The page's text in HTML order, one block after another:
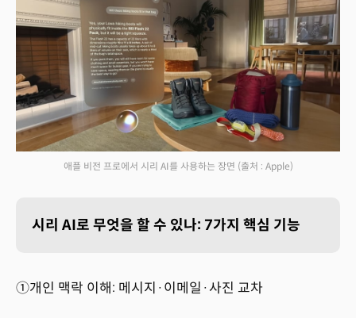
애플 비전 프로에서 시리 AI를 사용하는 장면 (출처 : Apple)
시리 AI로 무엇을 할 수 있나: 7가지 핵심 기능
①개인 맥락 이해: 메시지·이메일·사진 교차